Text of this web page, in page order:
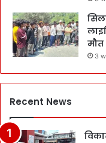
मौत
3
Recent News